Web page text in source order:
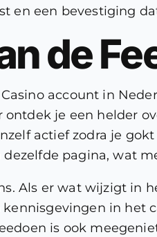
en een bevestiging
de
account in
je een helder
actief zodra je
pagina, wat
Als er wat wijzigt in
in het
is ook